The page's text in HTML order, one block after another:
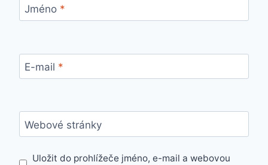
Jméno *
E-mail *
Webové stránky
Uložit do prohlížeče jméno, e-mail a webovou